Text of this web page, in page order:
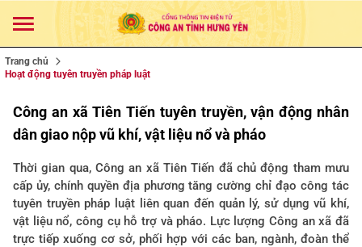
Trang chủ
Hoạt động tuyên truyền pháp luật
Công an xã Tiên Tiến tuyên truyền, vận động nhân
dân giao nộp vũ khí, vật liệu nổ và pháo
Thời gian qua, Công an xã Tiên Tiến đã chủ động tham mưu
cấp ủy, chính quyền địa phương tăng cường chỉ đạo công tác
tuyên truyền pháp luật liên quan đến quản lý, sử dụng vũ khí,
vật liệu nổ, công cụ hỗ trợ và pháo. Lực lượng Công an xã đã
trực tiếp xuống cơ sở, phối hợp với các ban, ngành, đoàn thể